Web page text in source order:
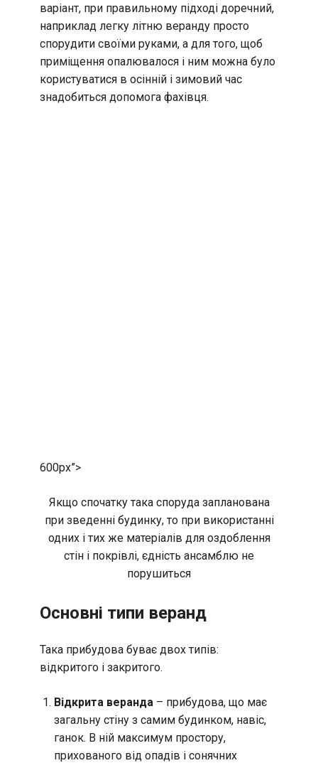
варіант, при правильному підході доречний,
наприклад легку літню веранду просто
спорудити своїми руками, а для того, щоб
приміщення опалювалося і ним можна було
користуватися в осінній і зимовий час
знадобиться допомога фахівця.
600px”>
Якщо спочатку така споруда запланована
при зведенні будинку, то при використанні
одних і тих же матеріалів для оздоблення
стін і покрівлі, єдність ансамблю не
порушиться
Основні типи веранд
Така прибудова буває двох типів:
відкритого і закритого.
Відкрита веранда – прибудова, що має
загальну стіну з самим будинком, навіс,
ганок. В ній максимум простору,
прихованого від опадів і сонячних